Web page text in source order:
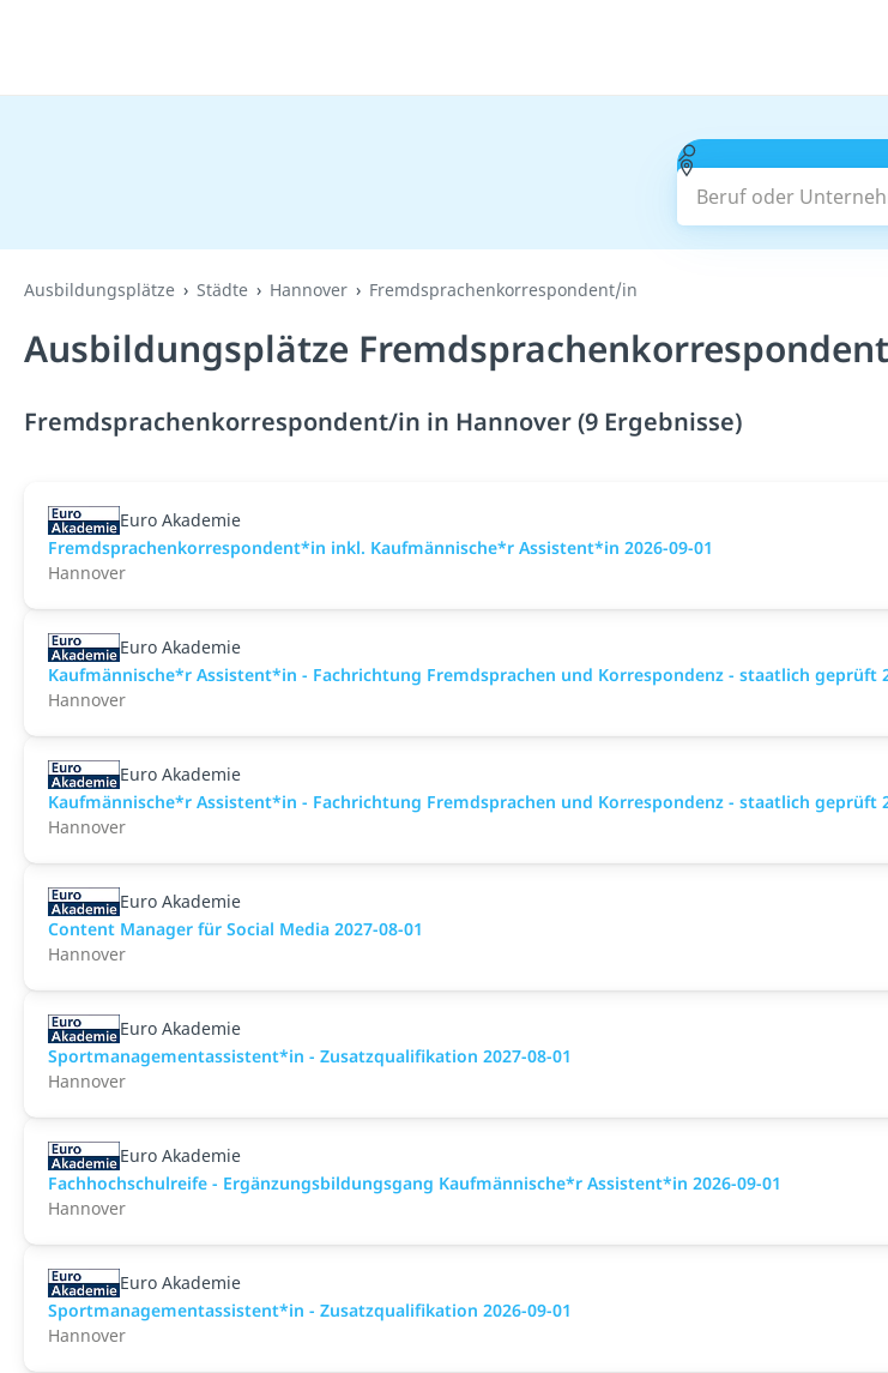
Beruf oder
Ausbildungsplätze Städte Hannover Fremdsprachenkorrespondent/in
Ausbildungsplätze
Fremdsprachenkorrespondent/in in Hannover (9 Ergebnisse)
Euro Akademie
Fremdsprachenkorrespondent*in inkl. Kaufmännische*r Assistent*in 2026-09-01
Hannover
Euro Akademie
Kaufmännische*r Assistent*in - Fachrichtung Fremdsprachen und Korrespondenz - staatlich geprüft
Hannover
Euro Akademie
Kaufmännische*r Assistent*in - Fachrichtung Fremdsprachen und Korrespondenz - staatlich geprüft
Hannover
Euro Akademie
Content Manager für Social Media 2027-08-01
Hannover
Euro Akademie
Sportmanagementassistent*in - Zusatzqualifikation 2027-08-01
Hannover
Euro Akademie
Fachhochschulreife - Ergänzungsbildungsgang Kaufmännische*r Assistent*in 2026-09-01
Hannover
Euro Akademie
Sportmanagementassistent*in - Zusatzqualifikation 2026-09-01
Hannover